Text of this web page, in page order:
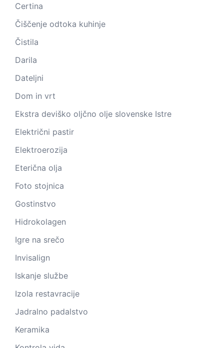
Certina
Čiščenje odtoka kuhinje
Čistila
Darila
Dateljni
Dom in vrt
Ekstra deviško oljčno olje slovenske Istre
Električni pastir
Elektroerozija
Eterična olja
Foto stojnica
Gostinstvo
Hidrokolagen
Igre na srečo
Invisalign
Iskanje službe
Izola restavracije
Jadralno padalstvo
Keramika